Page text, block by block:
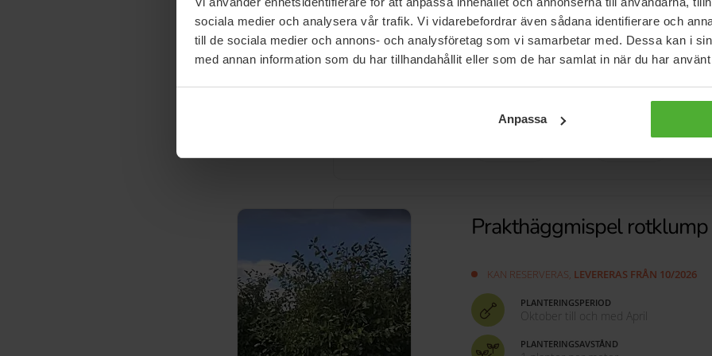
sociala medier och analysera vår trafik. Vi vidarebefordrar även sådana identifierare och
till de sociala medier och annons- och analysföretag som vi samarbetar med. Dessa kan i
med annan information som du har tillhandahållit eller som de har samlat in när du har
Anpassa
PLANTERINGSAVSTÅND
2 plantor per meter
MINSTA BESTÄLLNINGSMÄNGD
+ meter
Prakthäggmispel
KAN RESERVERAS, LEVERERAS FRÅN 10/2026
PLANTERINGSPERIOD
Oktober till och med April
PLANTERINGSAVSTÅND